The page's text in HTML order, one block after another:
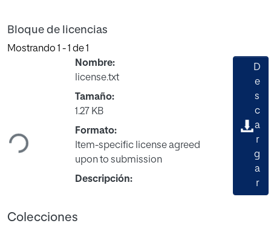
Bloque de licencias
Mostrando 1 - 1 de 1
Cargando...
Nombre:
license.txt
Tamaño:
1.27 KB
Formato:
Item-specific license agreed
upon to submission
Descripción:
D
e
s
c
a
r
g
a
r
Colecciones